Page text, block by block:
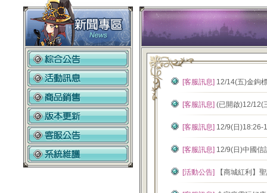
[客服訊息] 12/14(五)金鉤
[客服訊息] (已開啟)12/12(
[客服訊息] 12/9(日)18:26-
[客服訊息] 12/9(日)中國信
[活動公告] 【商城紅利】